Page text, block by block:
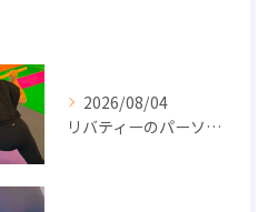
2026/08/04
リバティーのパーソナル🧘‍♀️